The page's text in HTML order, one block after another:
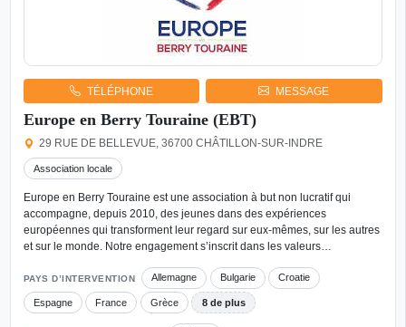
TÉLÉPHONE MESSAGE
Europe en Berry Touraine (EBT)
29 RUE DE BELLEVUE, 36700 CHÂTILLON-SUR-INDRE
Association locale
Europe en Berry Touraine est une association à but non lucratif qui
accompagne, depuis 2010, des jeunes dans des expériences
européennes qui transforment leur regard sur eux-mêmes, sur les autres
et sur le monde. Notre engagement s’inscrit dans les valeurs…
PAYS D’INTERVENTION Allemagne Bulgarie Croatie
Espagne France Grèce 8 de plus